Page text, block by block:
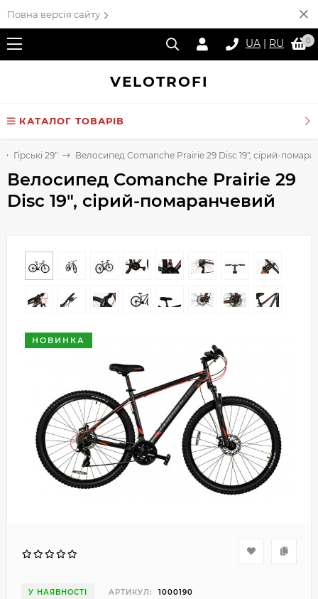
Повна версія сайту
UA | RU 0
VELOTROFI
КАТАЛОГ ТОВАРІВ
Гірські 29" Велосипед Comanche Prairie 29 Disc 19", сірий-
Велосипед Comanche Prairie 29
Disc 19", сірий-помаранчевий
НОВИНКА
У НАЯВНОСТІ АРТИКУЛ: 1000190